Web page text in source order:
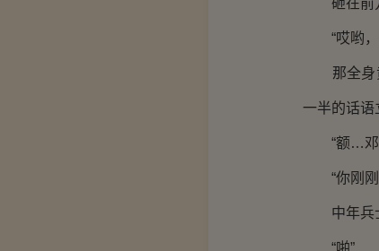
砸在前方
“哎哟，
那全身黄
一半的话语
“额…邓，
“你刚刚
中年兵士
“啪”